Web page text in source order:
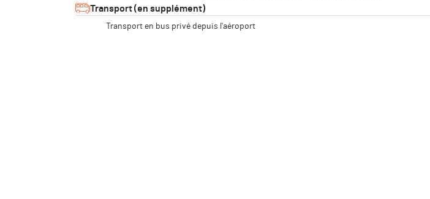
Transport (en supplément)
Transport en bus privé depuis l'aéroport